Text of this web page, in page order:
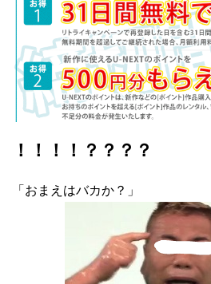
！！！！？？？？
「おまえはバカか？」